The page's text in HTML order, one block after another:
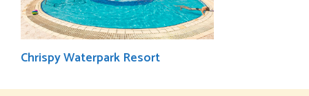
Chrispy Waterpark Resort